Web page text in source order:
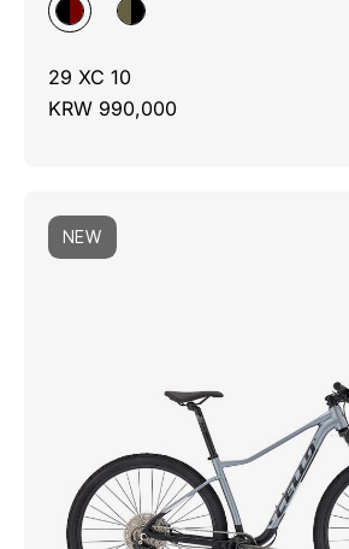
29 XC 10
KRW 990,000
NEW